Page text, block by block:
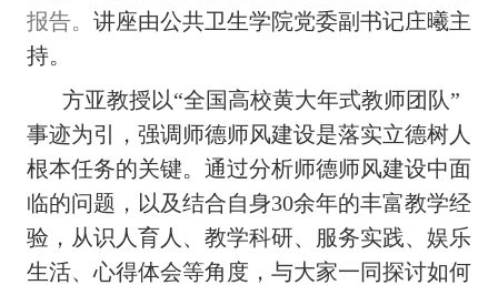
报告。 讲座由公共卫生学院党委副书记庄曦主
持。
方亚教授以“全国高校黄大年式教师团队”
事迹为引，强调师德师风建设是落实立德树人
根本任务的关键。通过分析师德师风建设中面
临的问题，以及结合自身30余年的丰富教学经
验，从识人育人、教学科研、服务实践、娱乐
生活、心得体会等角度，与大家一同探讨如何